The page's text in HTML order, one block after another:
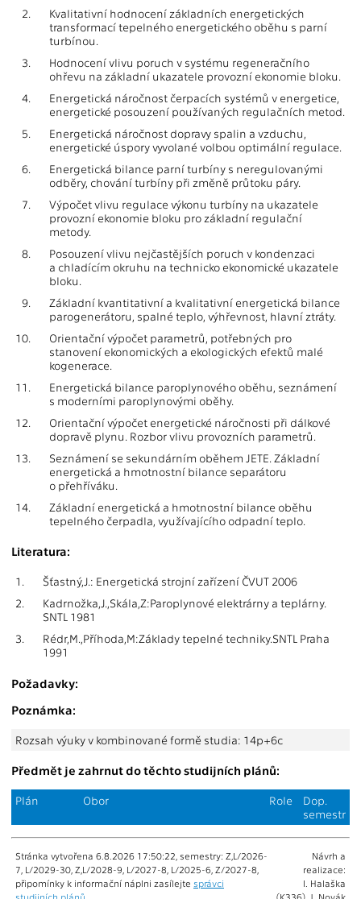
2.
Kvalitativní hodnocení základních energetických
transformací tepelného energetického oběhu s parní
turbínou.
3.
Hodnocení vlivu poruch v systému regeneračního
ohřevu na základní ukazatele provozní ekonomie bloku.
4.
Energetická náročnost čerpacích systémů v energetice,
energetické posouzení používaných regulačních metod.
5.
Energetická náročnost dopravy spalin a vzduchu,
energetické úspory vyvolané volbou optimální regulace.
6.
Energetická bilance parní turbíny s neregulovanými
odběry, chování turbíny při změně průtoku páry.
7.
Výpočet vlivu regulace výkonu turbíny na ukazatele
provozní ekonomie bloku pro základní regulační
metody.
8.
Posouzení vlivu nejčastějších poruch v kondenzaci
a chladícím okruhu na technicko ekonomické ukazatele
bloku.
9.
Základní kvantitativní a kvalitativní energetická bilance
parogenerátoru, spalné teplo, výhřevnost, hlavní ztráty.
10.
Orientační výpočet parametrů, potřebných pro
stanovení ekonomických a ekologických efektů malé
kogenerace.
11.
Energetická bilance paroplynového oběhu, seznámení
s moderními paroplynovými oběhy.
12.
Orientační výpočet energetické náročnosti při dálkové
dopravě plynu. Rozbor vlivu provozních parametrů.
13.
Seznámení se sekundárním oběhem JETE. Základní
energetická a hmotnostní bilance separátoru
o přehříváku.
14.
Základní energetická a hmotnostní bilance oběhu
tepelného čerpadla, využívajícího odpadní teplo.
Literatura:
1.
Šťastný,J.: Energetická strojní zařízení ČVUT 2006
2.
Kadrnožka,J.,Skála,Z:Paroplynové elektrárny a teplárny.
SNTL 1981
3.
Rédr,M.,Příhoda,M:Základy tepelné techniky.SNTL Praha
1991
Požadavky:
Poznámka:
Rozsah výuky v kombinované formě studia: 14p+6c
Předmět je zahrnut do těchto studijních plánů:
Plán Obor Role
Dop.
semestr
Stránka vytvořena 6.8.2026 17:50:22, semestry: Z,L/2026-
7, L/2029-30, Z,L/2028-9, L/2027-8, L/2025-6, Z/2027-8,
připomínky k informační náplni zasílejte správci
Návrh a
realizace:
I. Halaška